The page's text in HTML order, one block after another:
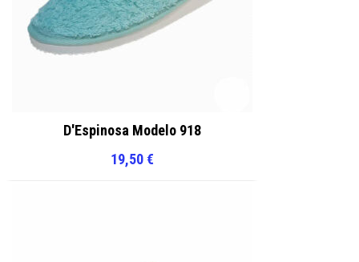
D'Espinosa Modelo 918
19,50€